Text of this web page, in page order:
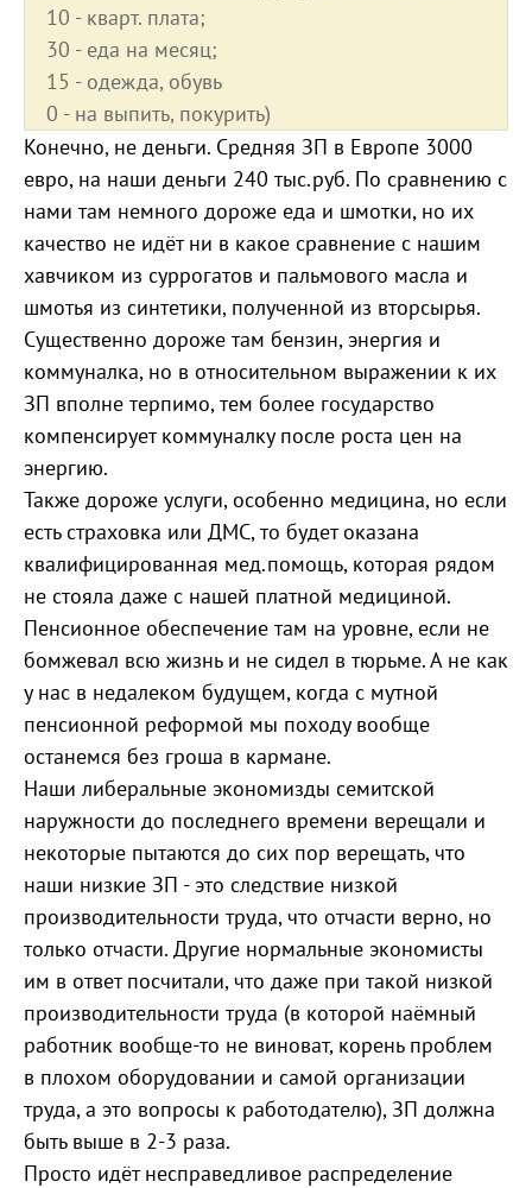
10 - кварт. плата;
30 - еда на месяц;
15 - одежда, обувь
0 - на выпить, покурить)
Конечно, не деньги. Средняя ЗП в Европе 3000
евро, на наши деньги 240 тыс.руб. По сравнению с
нами там немного дороже еда и шмотки, но их
качество не идёт ни в какое сравнение с нашим
хавчиком из суррогатов и пальмового масла и
шмотья из синтетики, полученной из вторсырья.
Существенно дороже там бензин, энергия и
коммуналка, но в относительном выражении к их
ЗП вполне терпимо, тем более государство
компенсирует коммуналку после роста цен на
энергию.
Также дороже услуги, особенно медицина, но если
есть страховка или ДМС, то будет оказана
квалифицированная мед.помощь, которая рядом
не стояла даже с нашей платной медициной.
Пенсионное обеспечение там на уровне, если не
бомжевал всю жизнь и не сидел в тюрьме. А не как
у нас в недалеком будущем, когда с мутной
пенсионной реформой мы походу вообще
останемся без гроша в кармане.
Наши либеральные экономизды семитской
наружности до последнего времени верещали и
некоторые пытаются до сих пор верещать, что
наши низкие ЗП - это следствие низкой
производительности труда, что отчасти верно, но
только отчасти. Другие нормальные экономисты
им в ответ посчитали, что даже при такой низкой
производительности труда (в которой наёмный
работник вообще-то не виноват, корень проблем
в плохом оборудовании и самой организации
труда, а это вопросы к работодателю), ЗП должна
быть выше в 2-3 раза.
Просто идёт несправедливое распределение